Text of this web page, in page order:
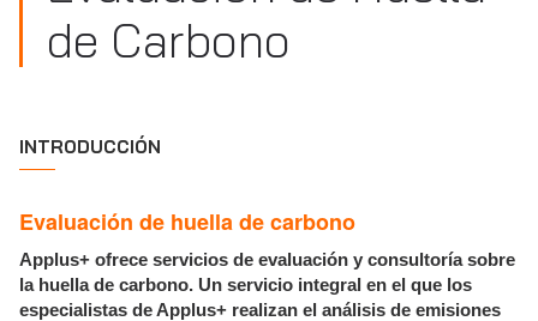
de Carbono
INTRODUCCIÓN
Evaluación de huella de carbono
Applus+ ofrece servicios de evaluación y consultoría sobre
la huella de carbono. Un servicio integral en el que los
especialistas de Applus+ realizan el análisis de emisiones